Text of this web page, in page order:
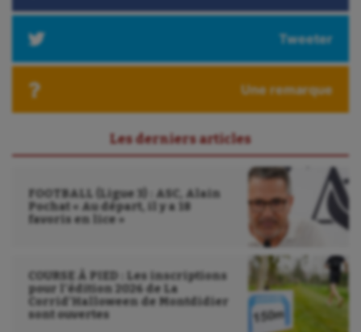
Tweeter
Une remarque
Les derniers articles
FOOTBALL (Ligue 3) : ASC, Alain
Pochat « Au départ, il y a 18
favoris en lice »
COURSE À PIED : Les inscriptions
pour l’édition 2026 de La
Corrid’Halloween de Montdidier
sont ouvertes